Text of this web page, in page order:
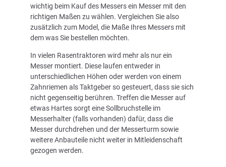
wichtig beim Kauf des Messers ein Messer mit den
richtigen Maßen zu wählen. Vergleichen Sie also
zusätzlich zum Model, die Maße Ihres Messers mit
dem was Sie bestellen möchten.
In vielen Rasentraktoren wird mehr als nur ein
Messer montiert. Diese laufen entweder in
unterschiedlichen Höhen oder werden von einem
Zahnriemen als Taktgeber so gesteuert, dass sie sich
nicht gegenseitig berühren. Treffen die Messer auf
etwas Hartes sorgt eine Sollbruchstelle im
Messerhalter (falls vorhanden) dafür, dass die
Messer durchdrehen und der Messerturm sowie
weitere Anbauteile nicht weiter in Mitleidenschaft
gezogen werden.